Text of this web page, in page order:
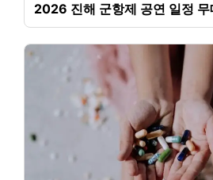
2026 진해 군항제 공연 일정